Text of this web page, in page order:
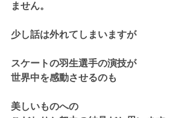
ません。
少し話は外れてしまいますが
スケートの羽生選手の演技が
世界中を感動させるのも
美しいものへの